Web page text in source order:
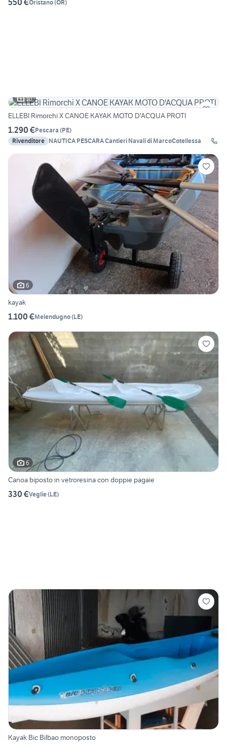
550 €Oristano(OR)
10
ELLEBI Rimorchi X CANOE KAYAK MOTO D'ACQUA PROTI
1.290 €Pescara (PE)
Rivenditore NAUTICA PESCARA Cantieri Navali di MarcoCotellessa
6
kayak
1.100 €Melendugno(LE)
6
Canoa biposto in vetroresina con doppie pagaie
330 €Veglie(LE)
Kayak Bic Bilbao monoposto